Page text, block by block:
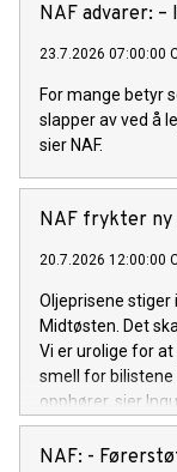
NAF advarer: –
23.7.2026 07:00:00
For mange betyr
slapper av ved å
sier NAF.
NAF frykter ny
20.7.2026 12:00:00
Oljeprisene stiger
Midtøsten. Det
Vi er urolige for
smell for
opphører, sier
NAF: -